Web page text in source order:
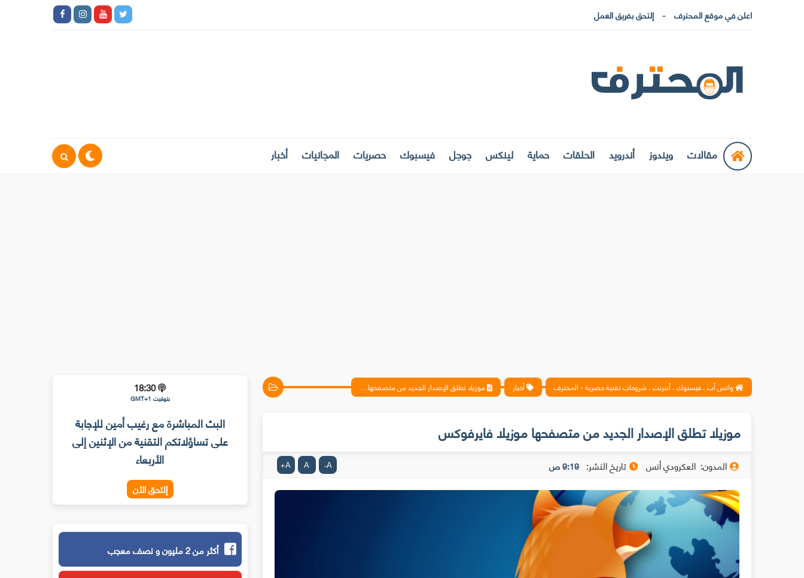
اعلن في موقع المحترف إلتحق بفريق العمل
مقالات ويندوز أندرويد الحلقات حماية لينكس جوجل فيسبوك حصريات المجانيات أخبار
واتس آب ، فيسبوك ، أنترنت ، شروحات تقنية حصرية - المحترف أخبار موزيلا تطلق الإصدار الجديد من متصفحها موزيلا فايرفوكس
موزيلا تطلق الإصدار الجديد من متصفحها موزيلا فايرفوكس
المدون: العكرودي أنس تاريخ النشر: 9:19 ص A
-
A
A
+
18:30
بتوقيت GMT+1
البث المباشرة مع رغيب أمين للإجابة
على تساؤلاتكم التقنية من الإثنين إلى
الأربعاء
إلتحق الأن
أكثر من 2 مليون و نصف معجب